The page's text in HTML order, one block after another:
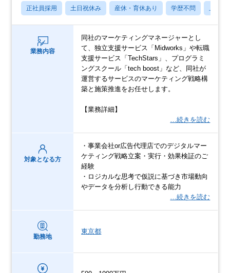
正社員採用 土日祝休み 産休・育休あり 学歴不問 上場企
業務内容
同社のマーケティングマネージャーとし
て、独立支援サービス「Midworks」や転職
支援サービス「TechStars」、プログラミ
ングスクール「tech boost」など、同社が
運営するサービスのマーケティング戦略構
築と施策推進をお任せします。
【業務詳細】
…続きを読む
対象となる方
・事業会社or広告代理店でのデジタルマー
ケティング戦略立案・実行・効果検証のご
経験
・ロジカルな思考で仮説に基づき市場動向
やデータを分析し行動できる能力
…続きを読む
勤務地
東京都